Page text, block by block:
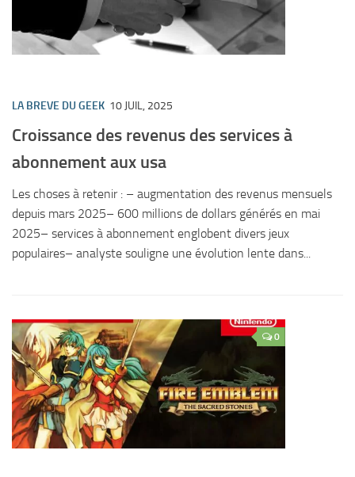
LA BREVE DU GEEK 10 JUIL, 2025
Croissance des revenus des services à
abonnement aux usa
Les choses à retenir : – augmentation des revenus mensuels
depuis mars 2025– 600 millions de dollars générés en mai
2025– services à abonnement englobent divers jeux
populaires– analyste souligne une évolution lente dans...
0